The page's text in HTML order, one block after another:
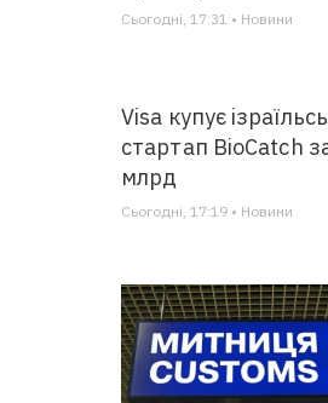
Сьогодні, 17:31 • Новини
Visa купує
стартап BioCatch
млрд
Сьогодні, 17:19 • Новини